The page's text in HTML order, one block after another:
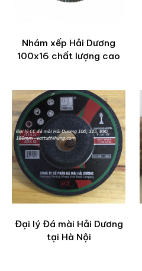
Nhám xếp Hải Dương
100x16 chất lượng cao
Đại lý Đá mài Hải Dương
tại Hà Nội